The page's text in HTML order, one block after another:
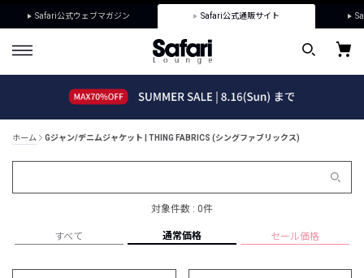
Safari公式ウェブマガジン Safari公式通販サイト
ホーム Gジャン/デニムジャケット | THING FABRICS (シングファブリックス)
対象件数 : 0件
すべて 通常価格 セール価格